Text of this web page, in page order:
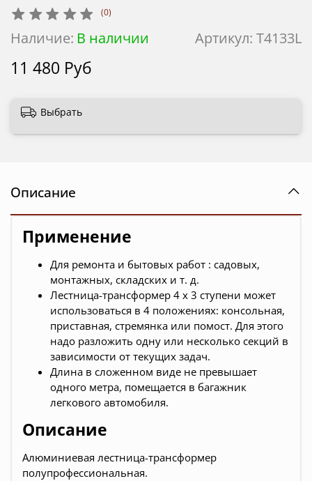
(0)
Артикул: T4133L
Наличие: В наличии
11 480 Руб
Выбрать
Описание
Применение
Для ремонта и бытовых работ : садовых,
монтажных, складских и т. д.
Лестница-трансформер 4 х 3 ступени может
использоваться в 4 положениях: консольная,
приставная, стремянка или помост. Для этого
надо разложить одну или несколько секций в
зависимости от текущих задач.
Длина в сложенном виде не превышает
одного метра, помещается в багажник
легкового автомобиля.
Описание
Алюминиевая лестница-трансформер
полупрофессиональная.